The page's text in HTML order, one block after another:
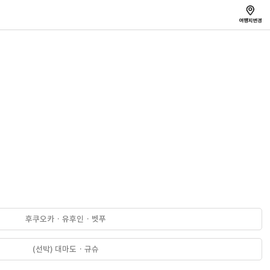
후쿠오카 · 유후인 · 벳푸
(선박) 대마도 · 규슈